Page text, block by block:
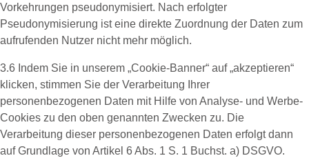
Vorkehrungen pseudonymisiert. Nach erfolgter
Pseudonymisierung ist eine direkte Zuordnung der Daten zum
aufrufenden Nutzer nicht mehr möglich.
3.6 Indem Sie in unserem „Cookie-Banner“ auf „akzeptieren“
klicken, stimmen Sie der Verarbeitung Ihrer
personenbezogenen Daten mit Hilfe von Analyse- und Werbe-
Cookies zu den oben genannten Zwecken zu. Die
Verarbeitung dieser personenbezogenen Daten erfolgt dann
auf Grundlage von Artikel 6 Abs. 1 S. 1 Buchst. a) DSGVO.